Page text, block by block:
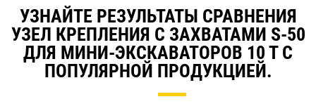
УЗНАЙТЕ РЕЗУЛЬТАТЫ СРАВНЕНИЯ
УЗЕЛ КРЕПЛЕНИЯ С ЗАХВАТАМИ S-50
ДЛЯ МИНИ-ЭКСКАВАТОРОВ 10 Т С
ПОПУЛЯРНОЙ ПРОДУКЦИЕЙ.